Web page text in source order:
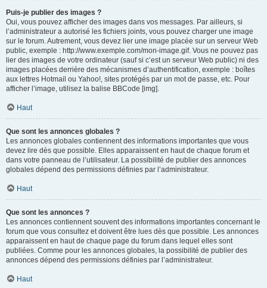
Puis-je publier des images ?
Oui, vous pouvez afficher des images dans vos messages. Par ailleurs, si
l’administrateur a autorisé les fichiers joints, vous pouvez charger une image
sur le forum. Autrement, vous devez lier une image placée sur un serveur Web
public, exemple : http://www.exemple.com/mon-image.gif. Vous ne pouvez pas
lier des images de votre ordinateur (sauf si c’est un serveur Web public) ni des
images placées derrière des mécanismes d’authentification, exemple : boîtes
aux lettres Hotmail ou Yahoo!, sites protégés par un mot de passe, etc. Pour
afficher l’image, utilisez la balise BBCode [img].
Haut
Que sont les annonces globales ?
Les annonces globales contiennent des informations importantes que vous
devez lire dès que possible. Elles apparaissent en haut de chaque forum et
dans votre panneau de l’utilisateur. La possibilité de publier des annonces
globales dépend des permissions définies par l’administrateur.
Haut
Que sont les annonces ?
Les annonces contiennent souvent des informations importantes concernant le
forum que vous consultez et doivent être lues dès que possible. Les annonces
apparaissent en haut de chaque page du forum dans lequel elles sont
publiées. Comme pour les annonces globales, la possibilité de publier des
annonces dépend des permissions définies par l’administrateur.
Haut